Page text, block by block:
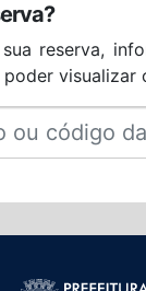
reserva,
visualizar